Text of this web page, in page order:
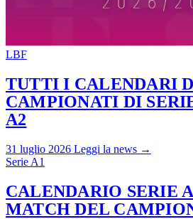
LBF
TUTTI I CALENDARI
CAMPIONATI DI
A2
31 luglio 2026 Leggi la news →
Serie A1
CALENDARIO SERIE
MATCH DEL